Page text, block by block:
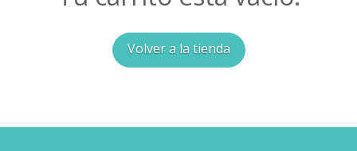
Volver a la tienda